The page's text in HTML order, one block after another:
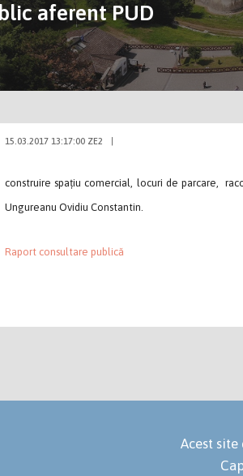
aferent PUD
15.03.2017 13:17:00 ZE2
construire spațiu comercial, locuri de parcare,
Ungureanu Ovidiu Constantin.
Raport consultare publică
Acest